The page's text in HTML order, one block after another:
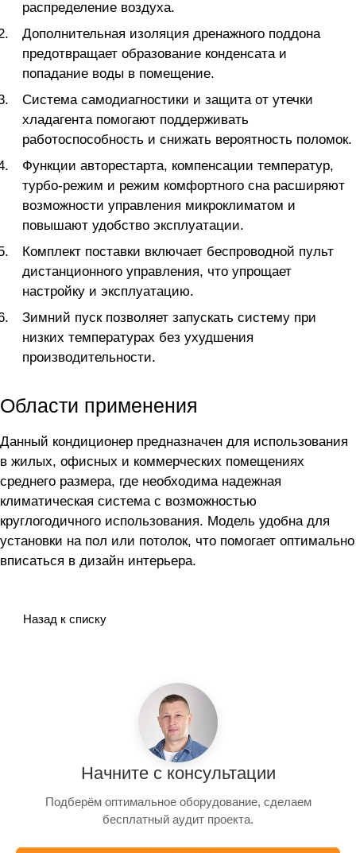
распределение воздуха.
Дополнительная изоляция дренажного поддона
предотвращает образование конденсата и
попадание воды в помещение.
Система самодиагностики и защита от утечки
хладагента помогают поддерживать
работоспособность и снижать вероятность поломок.
Функции авторестарта, компенсации температур,
турбо-режим и режим комфортного сна расширяют
возможности управления микроклиматом и
повышают удобство эксплуатации.
Комплект поставки включает беспроводной пульт
дистанционного управления, что упрощает
настройку и эксплуатацию.
Зимний пуск позволяет запускать систему при
низких температурах без ухудшения
производительности.
Области применения
Данный кондиционер предназначен для использования
в жилых, офисных и коммерческих помещениях
среднего размера, где необходима надежная
климатическая система с возможностью
круглогодичного использования. Модель удобна для
установки на пол или потолок, что помогает оптимально
вписаться в дизайн интерьера.
Назад к списку
Начните с консультации
Подберём оптимальное оборудование, сделаем
бесплатный аудит проекта.